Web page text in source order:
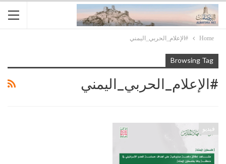
Home #الإعلام_الحربي_اليمني
Browsing Tag
#الإعلام_الحربي_اليمني
فيديو